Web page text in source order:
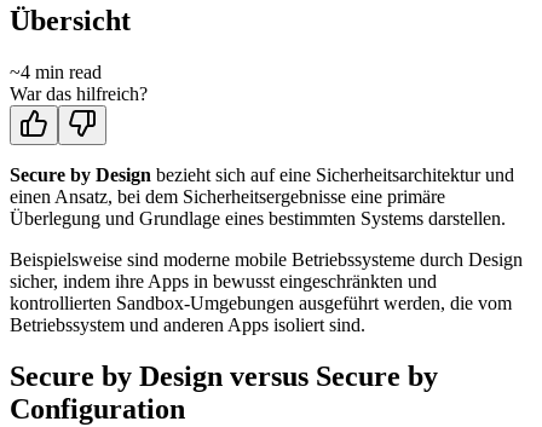
Übersicht
~4 min read
War das hilfreich?
Secure by Design bezieht sich auf eine Sicherheitsarchitektur und
einen Ansatz, bei dem Sicherheitsergebnisse eine primäre
Überlegung und Grundlage eines bestimmten Systems darstellen.
Beispielsweise sind moderne mobile Betriebssysteme durch Design
sicher, indem ihre Apps in bewusst eingeschränkten und
kontrollierten Sandbox-Umgebungen ausgeführt werden, die vom
Betriebssystem und anderen Apps isoliert sind.
Secure by Design versus Secure by
Configuration